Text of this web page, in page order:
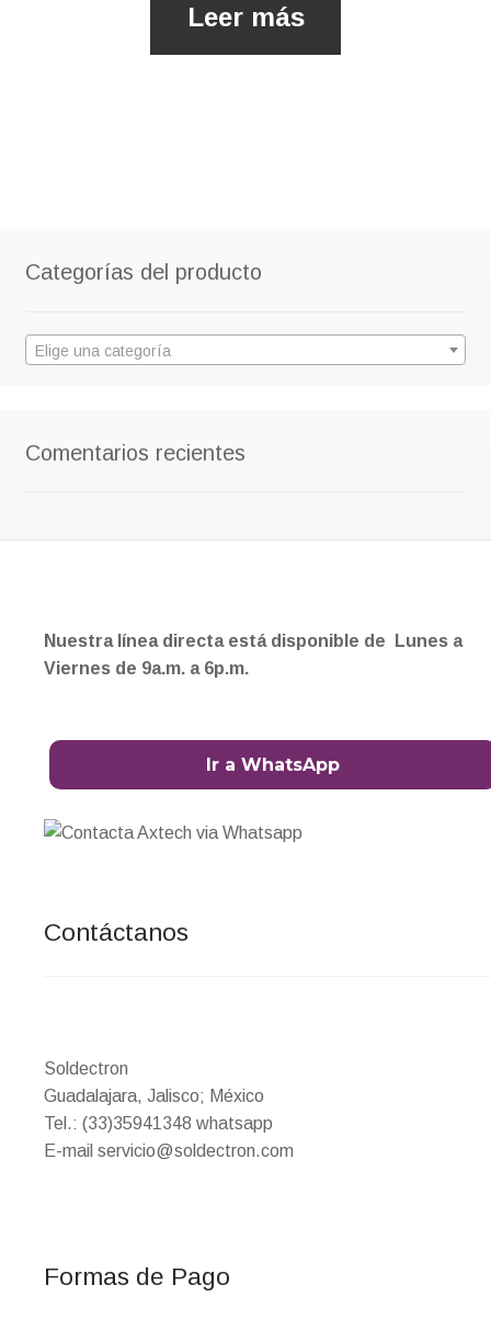
Leer más
Categorías del producto
Elige una categoría
Comentarios recientes
Nuestra línea directa está disponible de Lunes a
Viernes de 9a.m. a 6p.m.
Ir a WhatsApp
Contáctanos
Soldectron
Guadalajara, Jalisco; México
Tel.: (33)35941348 whatsapp
E-mail servicio@soldectron.com
Formas de Pago